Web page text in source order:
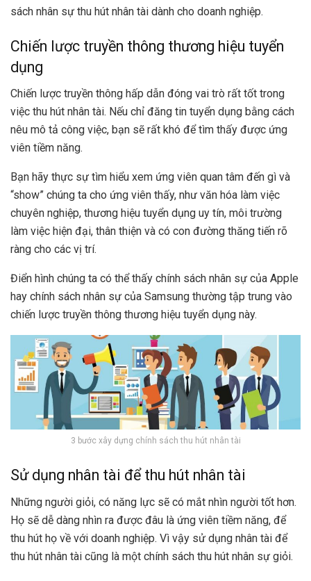
sách nhân sự thu hút nhân tài dành cho doanh nghiệp.
Chiến lược truyền thông thương hiệu tuyển
dụng
Chiến lược truyền thông hấp dẫn đóng vai trò rất tốt trong
việc thu hút nhân tài. Nếu chỉ đăng tin tuyển dụng bằng cách
nêu mô tả công việc, bạn sẽ rất khó để tìm thấy được ứng
viên tiềm năng.
Bạn hãy thực sự tìm hiểu xem ứng viên quan tâm đến gì và
“show” chúng ta cho ứng viên thấy, như văn hóa làm việc
chuyên nghiệp, thương hiệu tuyển dụng uy tín, môi trường
làm việc hiện đại, thân thiện và có con đường thăng tiến rõ
ràng cho các vị trí.
Điển hình chúng ta có thể thấy chính sách nhân sự của Apple
hay chính sách nhân sự của Samsung thường tập trung vào
chiến lược truyền thông thương hiệu tuyển dụng này.
3 bước xây dựng chính sách thu hút nhân tài
Sử dụng nhân tài để thu hút nhân tài
Những người giỏi, có năng lực sẽ có mắt nhìn người tốt hơn.
Họ sẽ dễ dàng nhìn ra được đâu là ứng viên tiềm năng, để
thu hút họ về với doanh nghiệp. Vì vậy sử dụng nhân tài để
thu hút nhân tài cũng là một chính sách thu hút nhân sự giỏi.